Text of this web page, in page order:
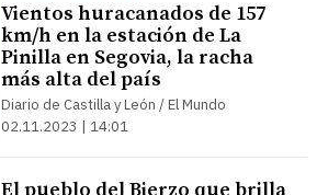
Vientos huracanados de 157
km/h en la estación de La
Pinilla en Segovia, la racha
más alta del país
Diario de Castilla y León / El Mundo
02.11.2023 | 14:01